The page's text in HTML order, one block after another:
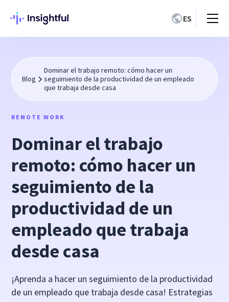
ES
Blog
Dominar el trabajo remoto: cómo hacer un
seguimiento de la productividad de un empleado
que trabaja desde casa
REMOTE WORK
Dominar el trabajo
remoto: cómo hacer un
seguimiento de la
productividad de un
empleado que trabaja
desde casa
¡Aprenda a hacer un seguimiento de la productividad
de un empleado que trabaja desde casa! Estrategias